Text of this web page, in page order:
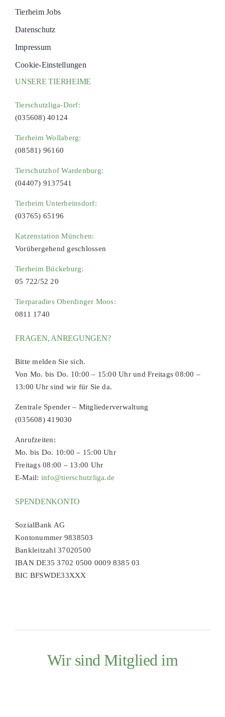
Tierheim Jobs
Datenschutz
Impressum
Cookie-Einstellungen
UNSERE TIERHEIME
Tierschutzliga-Dorf:
(035608) 40124
Tierheim Wollaberg:
(08581) 96160
Tierschutzhof Wardenburg:
(04407) 9137541
Tierheim Unterheinsdorf:
(03765) 65196
Katzenstation München:
Vorübergehend geschlossen
Tierheim Bückeburg:
05 722/52 20
Tierparadies Oberdinger Moos:
0811 1740
FRAGEN, ANREGUNGEN?
Bitte melden Sie sich.
Von Mo. bis Do. 10:00 – 15:00 Uhr und Freitags 08:00 –
13:00 Uhr sind wir für Sie da.
Zentrale Spender – Mitgliederverwaltung
(035608) 419030
Anrufzeiten:
Mo. bis Do. 10:00 – 15:00 Uhr
Freitags 08:00 – 13:00 Uhr
E-Mail: info@tierschutzliga.de
SPENDENKONTO
SozialBank AG
Kontonummer 9838503
Bankleitzahl 37020500
IBAN DE35 3702 0500 0009 8385 03
BIC BFSWDE33XXX
Wir sind Mitglied im